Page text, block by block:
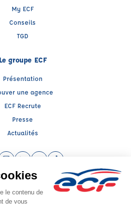
My ECF
Conseils
TGD
Le groupe ECF
Présentation
une agence
ECF Recrute
Presse
Actualités
Instagram (nouvelle fenêtre)
LinkedIn (nouvelle fenêtre)
YouTube (nouvelle fenêtre)
TikTok (nouvelle
ECOLE SELLAM - Capital social: 30489€
TVA intracommunautaire: FR 07 410524433
n°E0306704810